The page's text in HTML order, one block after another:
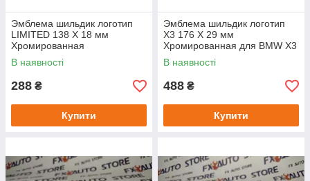
Эмблема шильдик логотип
LIMITED 138 Х 18 мм
Хромированная
металлическая
В наявності
288 ₴
Купити
Эмблема шильдик логотип
X3 176 Х 29 мм
Хромированная для BMW X3
(2009-2017)
В наявності
488 ₴
Купити